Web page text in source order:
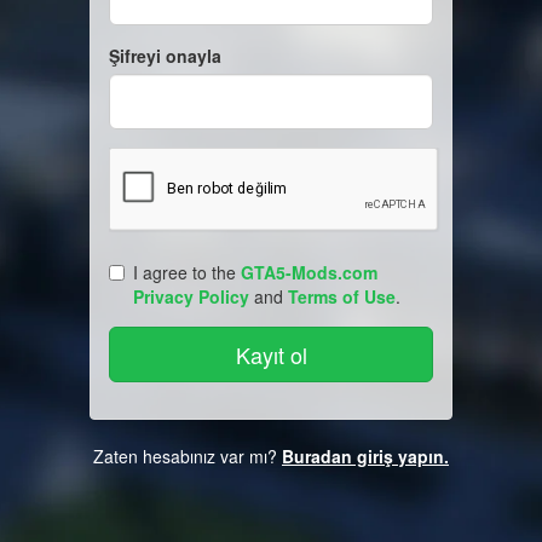
Şifreyi onayla
I agree to the GTA5-Mods.com
Privacy Policy and Terms of Use.
Zaten hesabınız var mı? Buradan giriş yapın.